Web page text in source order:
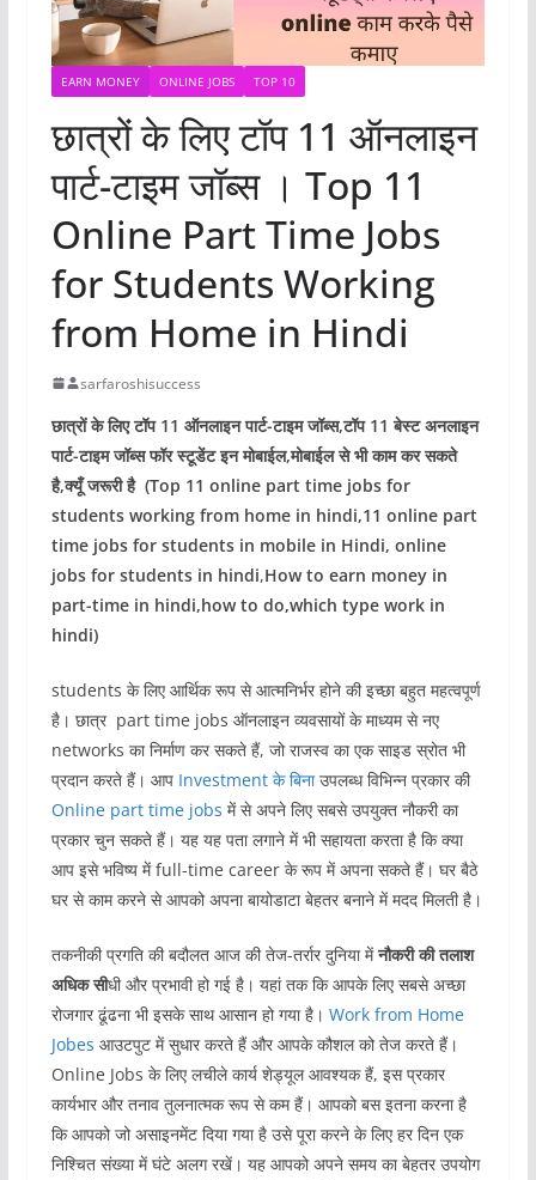
EARN MONEY ONLINE JOBS TOP 10
छात्रों के लिए टॉप 11 ऑनलाइन
पार्ट-टाइम जॉब्स । Top 11
Online Part Time Jobs
for Students Working
from Home in Hindi
sarfaroshisuccess
छात्रों के लिए टॉप 11 ऑनलाइन पार्ट-टाइम जॉब्स,टॉप 11 बेस्ट अनलाइन
पार्ट-टाइम जॉब्स फॉर स्टूडेंट इन मोबाईल,मोबाईल से भी काम कर सकते
है,क्यूँ जरूरी है (Top 11 online part time jobs for
students working from home in hindi,11 online part
time jobs for students in mobile in Hindi, online
jobs for students in hindi,How to earn money in
part-time in hindi,how to do,which type work in
hindi)
students के लिए आर्थिक रूप से आत्मनिर्भर होने की इच्छा बहुत महत्वपूर्ण
है। छात्र part time jobs ऑनलाइन व्यवसायों के माध्यम से नए
networks का निर्माण कर सकते हैं, जो राजस्व का एक साइड स्रोत भी
प्रदान करते हैं। आप Investment के बिनाउपलब्ध विभिन्न प्रकार की
Online part time jobs में से अपने लिए सबसे उपयुक्त नौकरी का
प्रकार चुन सकते हैं। यह यह पता लगाने में भी सहायता करता है कि क्या
आप इसे भविष्य में full-time career के रूप में अपना सकते हैं। घर बैठे
घर से काम करने से आपको अपना बायोडाटा बेहतर बनाने में मदद मिलती है।
तकनीकी प्रगति की बदौलत आज की तेज-तर्रार दुनिया मेंनौकरी की तलाश
अधिक सीधी और प्रभावी हो गई है। यहां तक ​​​​कि आपके लिए सबसे अच्छा
रोजगार ढूंढना भी इसके साथ आसान हो गया है। Work from Home
Jobes आउटपुट में सुधार करते हैं और आपके कौशल को तेज करते हैं।
Online Jobs के लिए लचीले कार्य शेड्यूल आवश्यक हैं, इस प्रकार
कार्यभार और तनाव तुलनात्मक रूप से कम हैं। आपको बस इतना करना है
कि आपको जो असाइनमेंट दिया गया है उसे पूरा करने के लिए हर दिन एक
निश्चित संख्या में घंटे अलग रखें। यह आपको अपने समय का बेहतर उपयोग